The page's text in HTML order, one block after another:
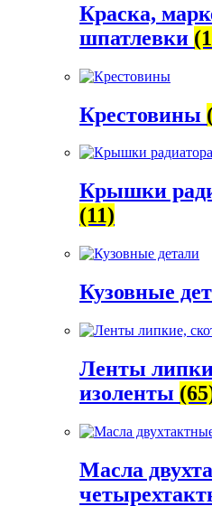
Краска,
шпатлевки
Крестовины
Крышки
(11)
Кузовные
Ленты
изоленты
Масла